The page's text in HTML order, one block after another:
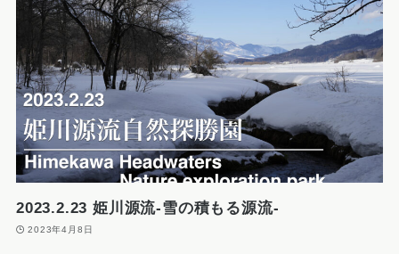
2023.2.23 姫川源流-雪の積もる源流-
2023年4月8日